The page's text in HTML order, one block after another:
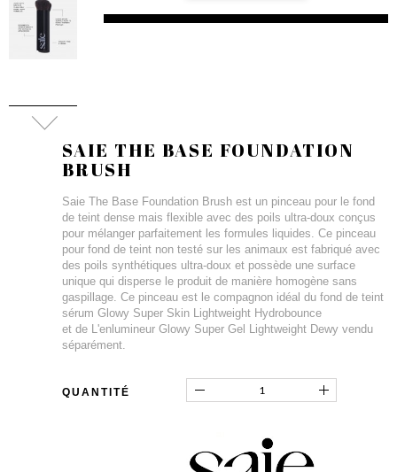
SAIE THE BASE FOUNDATION
BRUSH
Saie The Base Foundation Brush est un pinceau pour le fond
de teint dense mais flexible avec des poils ultra-doux conçus
pour mélanger parfaitement les formules liquides. Ce pinceau
pour fond de teint non testé sur les animaux est fabriqué avec
des poils synthétiques ultra-doux et possède une surface
unique qui disperse le produit de manière homogène sans
gaspillage. Ce pinceau est le compagnon idéal du fond de teint
sérum Glowy Super Skin Lightweight Hydrobounce
et de L'enlumineur Glowy Super Gel Lightweight Dewy vendu
séparément.
QUANTITÉ